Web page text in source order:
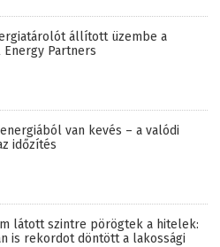
állított üzembe a
Energy Partners
van kevés – a valódi
időzítés
látott szintre pörögtek a hitelek:
is rekordot döntött a lakossági